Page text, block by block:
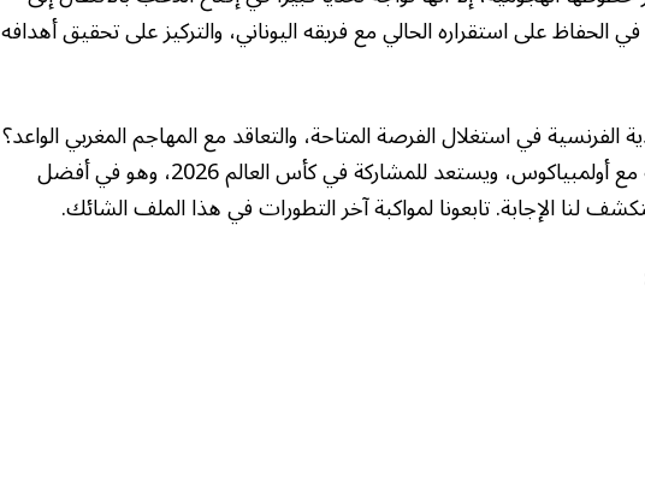
على استقراره الحالي مع فريقه اليوناني، والتركيز على تحقيق أهدافه
في استغلال الفرصة المتاحة، والتعاقد مع المهاجم المغربي الواعد؟
أم أن الكعبي سيواصل مسيرته مع أولمبياكوس، ويستعد للمشاركة في كأس العالم 2026، وهو في أفضل
لنا الإجابة. تابعونا لمواكبة آخر التطورات في هذا الملف الشائك.